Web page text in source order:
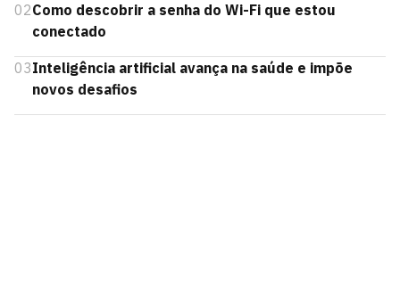
02Como descobrir a senha do Wi-Fi que estou
conectado
03Inteligência artificial avança na saúde e impõe
novos desafios